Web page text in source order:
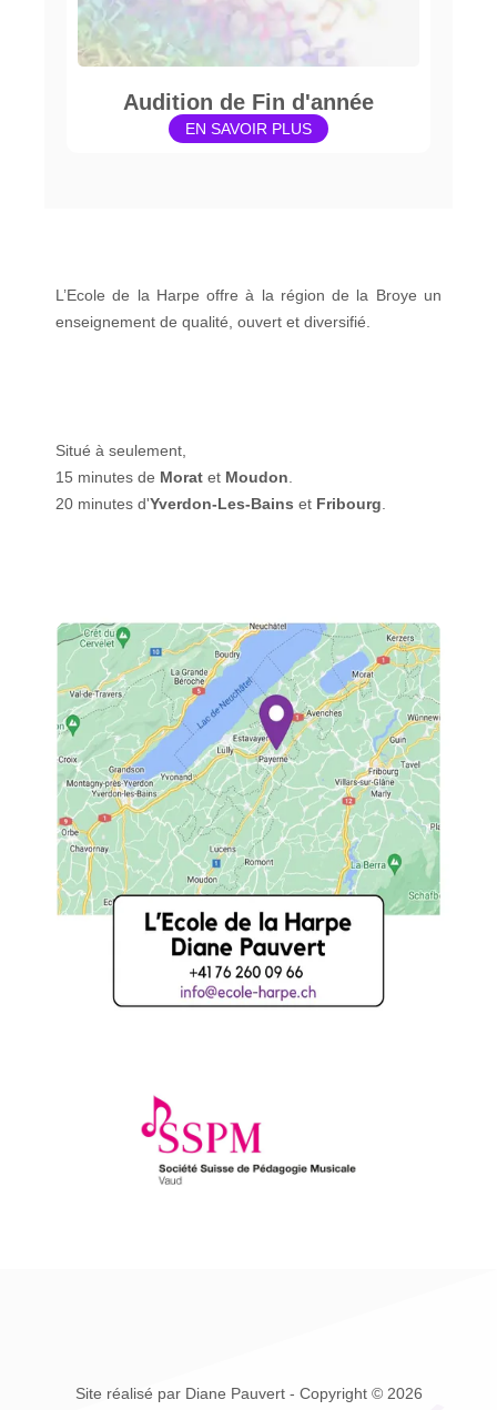
Audition de Fin d'année
EN SAVOIR PLUS
L’Ecole de la Harpe offre à la région de la Broye un
enseignement de qualité, ouvert et diversifié.
Situé à seulement,
15 minutes de Morat et Moudon
20 minutes d'Yverdon-Les-Bains et Fribourg
Site réalisé par Diane Pauvert - Copyright © 2026